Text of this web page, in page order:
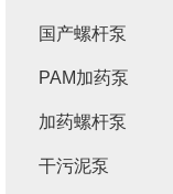
国产螺杆泵
PAM加药泵
加药螺杆泵
干污泥泵